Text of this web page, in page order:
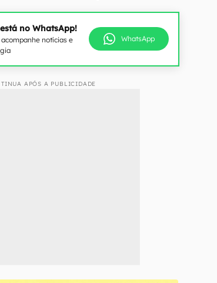
no WhatsApp!
notícias e
WhatsApp
APÓS A PUBLICIDADE